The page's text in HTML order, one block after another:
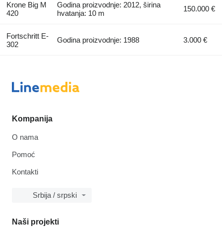
Krone Big M
420
Godina proizvodnje: 2012, širina
hvatanja: 10 m
150.000 €
Fortschritt E-
302
Godina proizvodnje: 1988 3.000 €
Kompanija
O nama
Pomoć
Kontakti
Srbija / srpski
Naši projekti